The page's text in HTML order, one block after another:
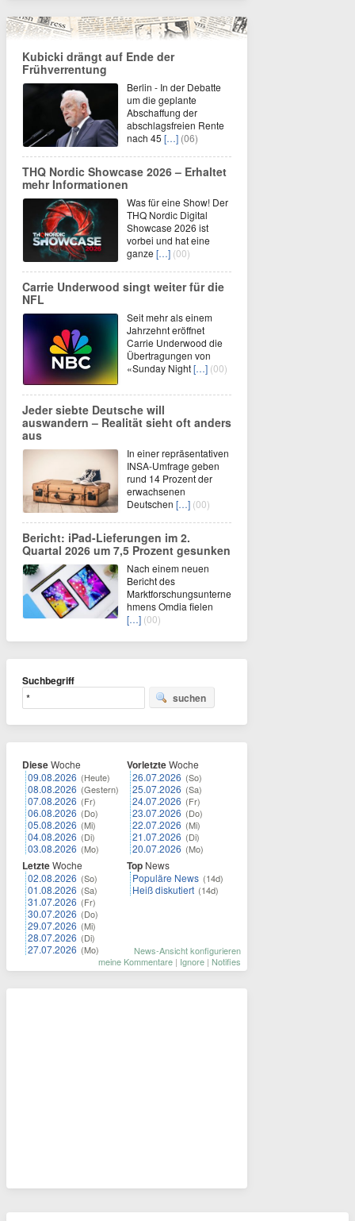
Kubicki drängt auf Ende der
Frühverrentung
Berlin - In der Debatte
um die geplante
Abschaffung der
abschlagsfreien Rente
nach 45 […] (06)
THQ Nordic Showcase 2026 – Erhaltet
mehr Informationen
Was für eine Show! Der
THQ Nordic Digital
Showcase 2026 ist
vorbei und hat eine
ganze […] (00)
Carrie Underwood singt weiter für die
NFL
Seit mehr als einem
Jahrzehnt eröffnet
Carrie Underwood die
Übertragungen von
«Sunday Night[…] (00)
Jeder siebte Deutsche will
auswandern – Realität sieht oft anders
aus
In einer repräsentativen
INSA-Umfrage geben
rund 14 Prozent der
erwachsenen
Deutschen […] (00)
Bericht: iPad-Lieferungen im 2.
Quartal 2026 um 7,5 Prozent gesunken
Nach einem neuen
Bericht des
Marktforschungsunterne
hmens Omdia fielen
[…] (00)
Suchbegriff
suchen
DieseWoche
09.08.2026 (Heute)
08.08.2026 (Gestern)
07.08.2026 (Fr)
06.08.2026 (Do)
05.08.2026 (Mi)
04.08.2026 (Di)
03.08.2026 (Mo)
LetzteWoche
02.08.2026 (So)
01.08.2026 (Sa)
31.07.2026 (Fr)
30.07.2026 (Do)
29.07.2026 (Mi)
28.07.2026 (Di)
27.07.2026 (Mo)
VorletzteWoche
26.07.2026 (So)
25.07.2026 (Sa)
24.07.2026 (Fr)
23.07.2026 (Do)
22.07.2026 (Mi)
21.07.2026 (Di)
20.07.2026 (Mo)
Top News
Populäre News (14d)
Heiß diskutiert (14d)
News-Ansicht konfigurieren
meine Kommentare | Ignore | Notifies